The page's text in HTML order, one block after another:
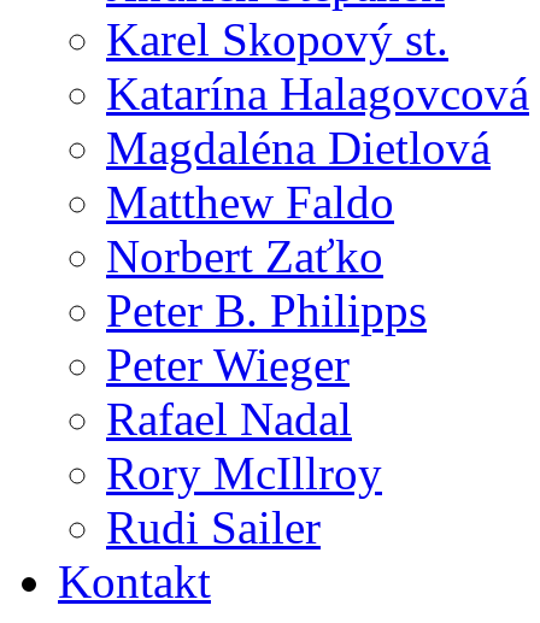
Karel Skopový st.
Katarína Halagovcová
Magdaléna Dietlová
Matthew Faldo
Norbert Zaťko
Peter B. Philipps
Peter Wieger
Rafael Nadal
Rory McIllroy
Rudi Sailer
Kontakt